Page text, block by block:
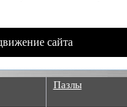
сайта
Пазлы